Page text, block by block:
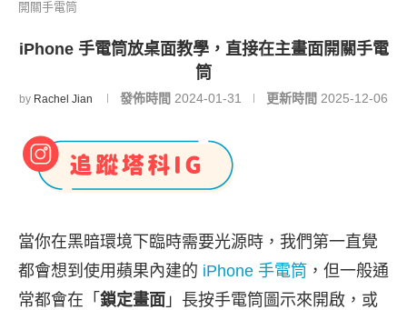
開關手電筒
iPhone 手電筒放桌面教學，直接在主畫面開關手電
筒
by Rachel Jian 發佈時間 2024-01-31 更新時間 2025-12-06
當你在黑暗環境下臨時需要光源時，我們第一直覺
都會想到使用蘋果內建的 iPhone 手電筒 ，但一般通
常都會在「 鎖定畫面 」長按手電筒圖示來開啟，或